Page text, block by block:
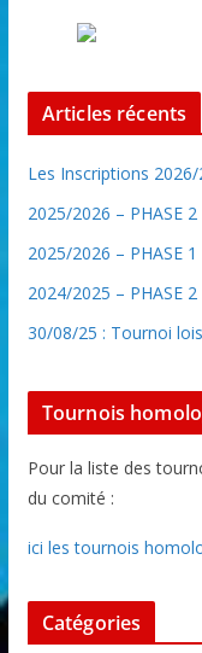
Articles récents
Les Inscriptions
2025/2026 – PHASE
2025/2026 – PHASE
2024/2025 – PHASE
30/08/25 : Tournoi
Tournois
Pour la liste des
du comité :
ici les tournois
Catégories